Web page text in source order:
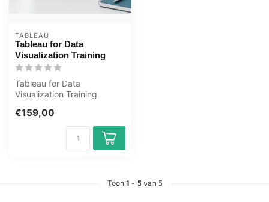
TABLEAU
Tableau for Data
Visualization Training
Tableau for Data
Visualization Training
cursus Interactieve...
€159,00
Toon 1 - 5 van 5